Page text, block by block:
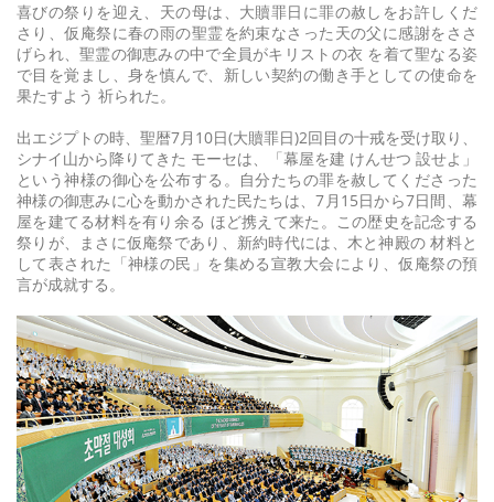
喜びの祭りを迎え、天の母は、大贖罪日に罪の赦しをお許しくだ
さり、仮庵祭に春の雨の聖霊を約束なさった天の父に感謝をささ
げられ、聖霊の御恵みの中で全員がキリストの衣 を着て聖なる姿
で目を覚まし、身を慎んで、新しい契約の働き手としての使命を
果たすよう 祈られた。
出エジプトの時、聖暦7月10日(大贖罪日)2回目の十戒を受け取り、
シナイ山から降りてきた モーセは、「幕屋を建 けんせつ 設せよ」
という神様の御心を公布する。自分たちの罪を赦してくださった
神様の御恵みに心を動かされた民たちは、7月15日から7日間、幕
屋を建てる材料を有り余る ほど携えて来た。この歴史を記念する
祭りが、まさに仮庵祭であり、新約時代には、木と神殿の 材料と
して表された「神様の民」を集める宣教大会により、仮庵祭の預
言が成就する。